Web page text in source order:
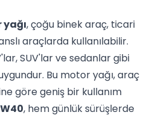
, çoğu binek araç, ticari
araçlarda kullanılabilir.
SUV'lar ve sedanlar gibi
Bu motor yağı, araç
göre geniş bir kullanım
, hem günlük sürüşlerde